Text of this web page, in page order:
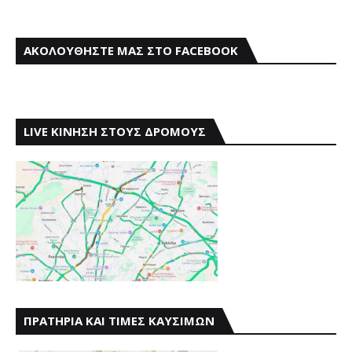
ΑΚΟΛΟΥΘΗΣΤΕ ΜΑΣ ΣΤΟ FACEBOOK
LIVE ΚΙΝΗΣΗ ΣΤΟΥΣ ΔΡΟΜΟΥΣ
ΠΡΑΤΗΡΙΑ ΚΑΙ ΤΙΜΕΣ ΚΑΥΣΙΜΩΝ